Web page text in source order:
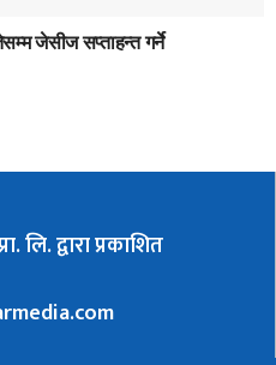
जेसीज सप्ताहन्त गर्ने
लि. द्वारा प्रकाशित